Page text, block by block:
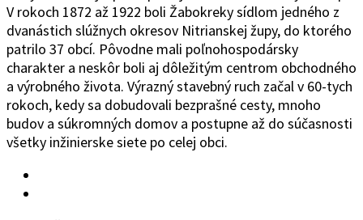
V rokoch 1872 až 1922 boli Žabokreky sídlom jedného z
dvanástich slúžnych okresov Nitrianskej župy, do ktorého
patrilo 37 obcí. Pôvodne mali poľnohospodársky
charakter a neskôr boli aj dôležitým centrom obchodného
a výrobného života. Výrazný stavebný ruch začal v 60-tych
rokoch, kedy sa dobudovali bezprašné cesty, mnoho
budov a súkromných domov a postupne až do súčasnosti
všetky inžinierske siete po celej obci.